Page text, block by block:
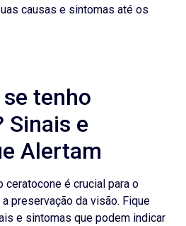
causas e sintomas até os
tenho
Sinais e
Alertam
é crucial para o
preservação da visão. Fique
e sintomas que podem indicar